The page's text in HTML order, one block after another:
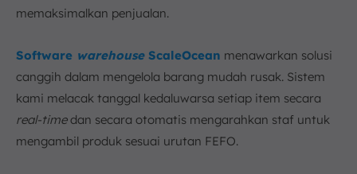
memaksimalkan penjualan.
Software warehouseScaleOcean menawarkan solusi
canggih dalam mengelola barang mudah rusak. Sistem
kami melacak tanggal kedaluwarsa setiap item secara
real-timedan secara otomatis mengarahkan staf untuk
mengambil produk sesuai urutan FEFO.